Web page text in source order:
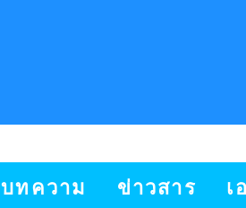
บทความ ข่าวสาร เ